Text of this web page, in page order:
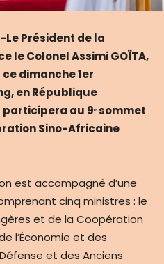
Le Président de la
le Colonel Assimi GOÏTA,
dimanche 1er
en République
au 9ᵉ sommet
Sino-Africaine
est accompagné d’une
cinq ministres : le
et de la Coopération
l’Économie et des
et des Anciens